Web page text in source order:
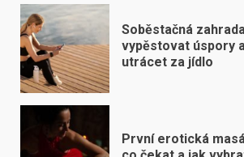
Soběstačná
vypěstovat úspory
utrácet za jídlo
První erotická